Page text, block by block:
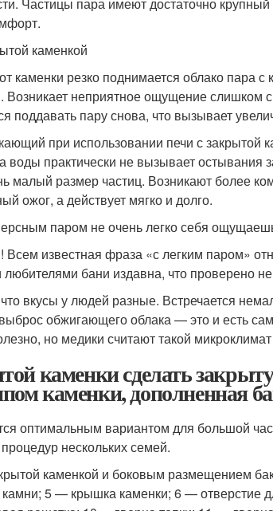
каменкой
каменки резко поднимается облако пара
Возникает неприятное ощущение слишком
поддавать пару снова, что вызывает
при использовании печи с закрытой
воды практически не вызывает остывания
малый размер частиц. Возникают более
ожог, а действует мягко и долго.
паром не очень легко себя
известная фраза «с легким паром»
любителями бани издавна, что проверено
вкусы у людей разные. Встречается
выброс обжигающего облака — это и есть
но медики считают такой
каменки сделать
каменки, дополненная
оптимальным вариантом для большой
нескольких семей.
каменкой и боковым размещением
5 — крышка каменки; 6 — отверстие